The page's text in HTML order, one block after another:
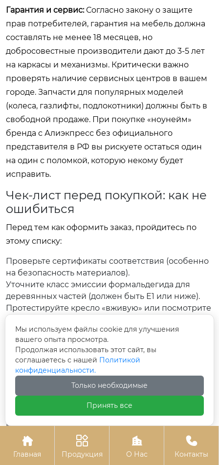
Гарантия и сервис:Согласно закону о защите
прав потребителей, гарантия на мебель должна
составлять не менее 18 месяцев, но
добросовестные производители дают до 3-5 лет
на каркасы и механизмы. Критически важно
проверять наличие сервисных центров в вашем
городе. Запчасти для популярных моделей
(колеса, газлифты, подлокотники) должны быть в
свободной продаже. При покупке «ноунейм»
бренда с Алиэкпресс без официального
представителя в РФ вы рискуете остаться один
на один с поломкой, которую некому будет
исправить.
Чек-лист перед покупкой: как не
ошибиться
Перед тем как оформить заказ, пройдитесь по
этому списку:
Проверьте сертификаты соответствия (особенно
на безопасность материалов).
Уточните класс эмиссии формальдегида для
деревянных частей (должен быть Е1 или ниже).
Протестируйте кресло «вживую» или посмотрите
детальные видеообзоры на предмет люфтов.
Измерьте дверные проемы и лифт: войдет ли
собранное кресло или коробку со столом?
Проверьте наличие инструкции на русском
языке и паспорта изделия.
Узнайте условия возврата: кто оплачивает
обратную доставку в случае брака?
Убедитесь, что поставщик предлагает полное
сопровождение проекта, включая дизайн и
монтаж (особенно актуально для крупных
заказов).
Заключение

Главная

Продукция

О Нас

Контакты
Мы используем файлы cookie для улучшения
вашего опыта просмотра.
Продолжая использовать этот сайт, вы
соглашаетесь с нашей Политикой
конфиденциальности.
Только необходимые
Принять все